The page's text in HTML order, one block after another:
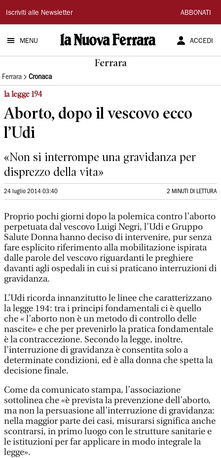
La
Nuova
Ferrara
Iscriviti alle Newsletter ABBONATI
MENU ACCEDI
Ferrara
Ferrara Cronaca
la legge 194
Aborto, dopo il vescovo ecco
l’Udi
«Non si interrompe una gravidanza per
disprezzo della vita»
24 luglio 2014 03:40 2 MINUTI DI LETTURA
Proprio pochi giorni dopo la polemica contro l’aborto
perpetuata dal vescovo Luigi Negri, l’Udi e Gruppo
Salute Donna hanno deciso di intervenire, pur senza
fare esplicito riferimento alla mobilitazione ispirata
dalle parole del vescovo riguardanti le preghiere
davanti agli ospedali in cui si praticano interruzioni di
gravidanza.
L’Udi ricorda innanzitutto le linee che caratterizzano
la legge 194: tra i principi fondamentali ci è quello
che « l’aborto non è un metodo di controllo delle
nascite» e che per prevenirlo la pratica fondamentale
è la contraccezione. Secondo la legge, inoltre,
l’interruzione di gravidanza è consentita solo a
determinate condizioni, ed è alla donna che spetta la
decisione finale.
Come da comunicato stampa, l’associazione
sottolinea che «è prevista la prevenzione dell’aborto,
ma non la persuasione all’interruzione di gravidanza:
nella maggior parte dei casi, misurarsi significa anche
scontrarsi, in primo luogo con le strutture sanitarie e
le istituzioni per far applicare in modo integrale la
legge».